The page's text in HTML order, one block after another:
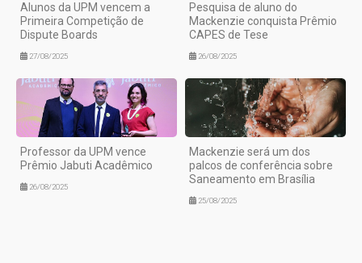
Alunos da UPM vencem a
Primeira Competição de
Dispute Boards
27/08/2025
Pesquisa de aluno do
Mackenzie conquista Prêmio
CAPES de Tese
26/08/2025
Professor da UPM vence
Prêmio Jabuti Acadêmico
26/08/2025
Mackenzie será um dos
palcos de conferência sobre
Saneamento em Brasília
25/08/2025